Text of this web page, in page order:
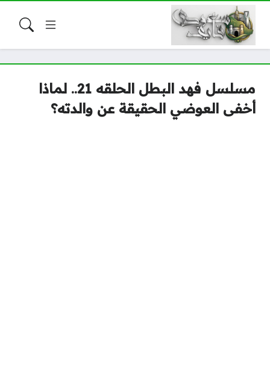
مسلسل فهد البطل الحلقه 21.. لماذا
أخفى العوضي الحقيقة عن والدته؟